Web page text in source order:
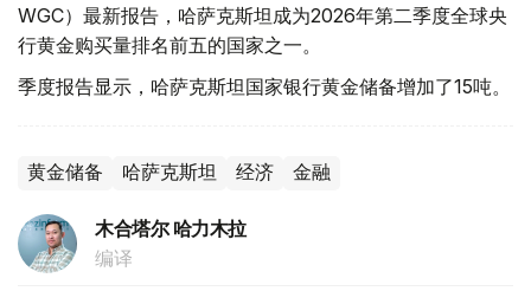
WGC）最新报告，哈萨克斯坦成为2026年第二季度全球央
行黄金购买量排名前五的国家之一。
季度报告显示，哈萨克斯坦国家银行黄金储备增加了15吨。
黄金储备 哈萨克斯坦 经济 金融
木合塔尔 哈力木拉
编译